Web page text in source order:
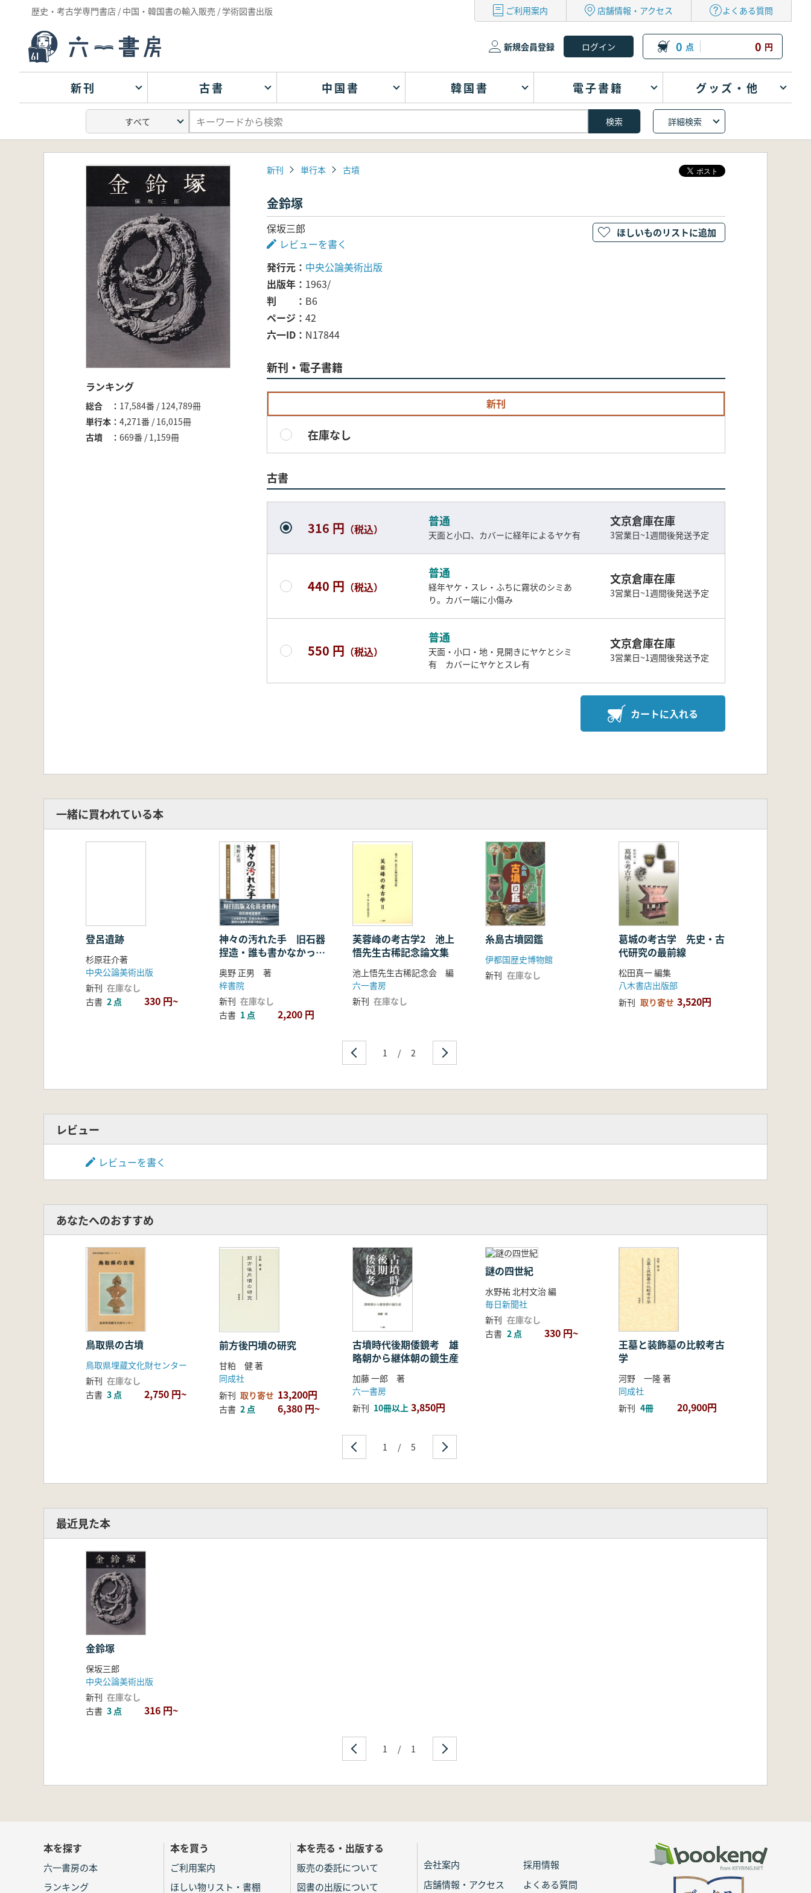
歴史・考古学専門書店 / 中国・韓国書の輸入販売 / 学術図書出版 ご利用案内 店舗情報・アクセス よくある質問
新規会員登録 0 点 0 円
新刊 古書 中国書 韓国書 電子書籍 グッズ・他
詳細検索
ランキング
総合
17,584番 / 124,789冊
単行本
4,271番 / 16,015冊
古墳
669番 / 1,159冊
新刊 単行本 古墳
金鈴塚
保坂三郎
レビューを書く
発行元
中央公論美術出版
出版年
1963/
判
B6
ページ
42
六一ID
N17844
新刊・電子書籍
新刊
在庫なし
古書
316 円 （税込）
普通
天面と小口、カバーに経年によるヤケ有
文京倉庫在庫
3営業日~1週間後発送予定
440 円 （税込）
普通
経年ヤケ・スレ・ふちに霧状のシミあ
り。カバー端に小傷み
文京倉庫在庫
3営業日~1週間後発送予定
550 円 （税込）
普通
天面・小口・地・見開きにヤケとシミ
有 カバーにヤケとスレ有
文京倉庫在庫
3営業日~1週間後発送予定
カートに入れる
ほしいものリストに追加
一緒に買われている本
登呂遺跡
杉原荘介著
中央公論美術出版
新刊 在庫なし
古書 2 点 330 円~
神々の汚れた手 旧石器
捏造・誰も書かなかった
真相
奥野 正男 著
梓書院
新刊 在庫なし
古書 1 点 2,200 円
芙蓉峰の考古学2 池上
悟先生古稀記念論文集
池上悟先生古稀記念会 編
六一書房
新刊 在庫なし
糸島古墳図鑑
伊都国歴史博物館
新刊 在庫なし
葛城の考古学 先史・古
代研究の最前線
松田真一 編集
八木書店出版部
新刊 取り寄せ 3,520円
1 / 2
レビュー
レビューを書く
あなたへのおすすめ
鳥取県の古墳
鳥取県埋蔵文化財センター
新刊 在庫なし
古書 3 点 2,750 円~
前方後円墳の研究
甘粕 健 著
同成社
新刊 取り寄せ 13,200円
古書 2 点 6,380 円~
古墳時代後期倭鏡考 雄
略朝から継体朝の鏡生産
加藤 一郎 著
六一書房
新刊 10冊以上 3,850円
謎の四世紀
水野祐 北村文治 編
毎日新聞社
新刊 在庫なし
古書 2 点 330 円~
王墓と装飾墓の比較考古
学
河野 一隆 著
同成社
新刊 4冊 20,900円
1 / 5
最近見た本
金鈴塚
保坂三郎
中央公論美術出版
新刊 在庫なし
古書 3 点 316 円~
1 / 1
本を探す
六一書房の本
ランキング
本を買う
ご利用案内
ほしい物リスト・書棚
本を売る・出版する
販売の委託について
図書の出版について
会社案内
採用情報
店舗情報・アクセス
よくある質問